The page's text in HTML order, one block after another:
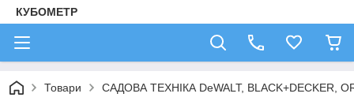
КУБОМЕТР
Товари САДОВА ТЕХНІКА DeWALT, BLACK+DECKER,